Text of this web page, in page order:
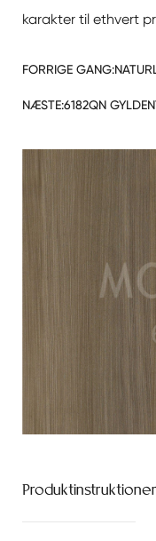
karakter til ethvert
FORRIGE GANG:
NÆSTE:6182QN
Produktinstruktioner